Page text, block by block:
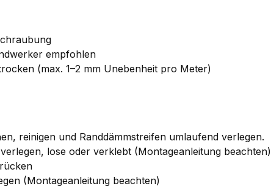
empfohlen
(max. 1–2 mm Unebenheit pro Meter)
reinigen und Randdämmstreifen umlaufend verlegen.
lose oder verklebt (Montageanleitung beachten)
(Montageanleitung beachten)